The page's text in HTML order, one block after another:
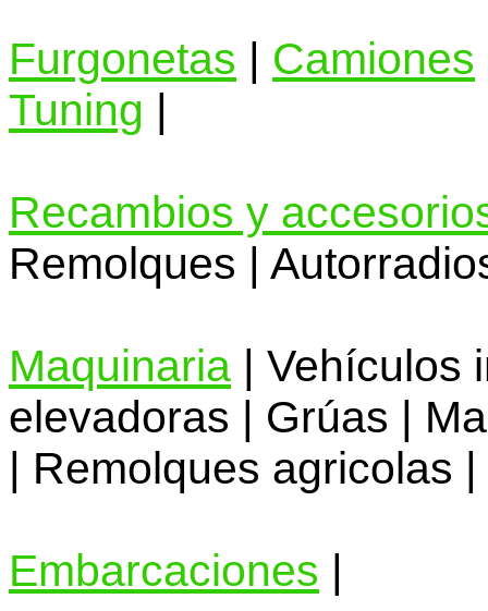
Furgonetas Camiones
Tuning
Recambios y
Remolques |
Maquinaria | Vehículos
elevadoras | Grúas |
| Remolques agricolas |
Embarcaciones